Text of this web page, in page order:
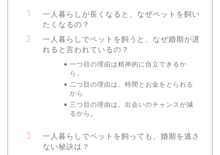
一人暮らしが長くなると、なぜペットを飼い
たくなるの？
一人暮らしでペットを飼うと、なぜ婚期が遅
れると言われているの？
一つ目の理由は精神的に自立できるか
ら。
二つ目の理由は、時間とお金をとられる
から
三つ目の理由は、出会いのチャンスが減
るから。
一人暮らしでペットを飼っても、婚期を逃さ
ない秘訣は？